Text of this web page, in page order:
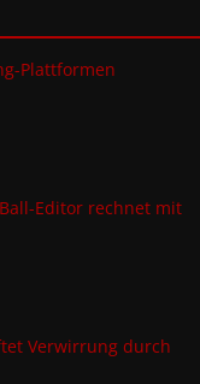
Plattformen
Editor rechnet mit
Verwirrung durch